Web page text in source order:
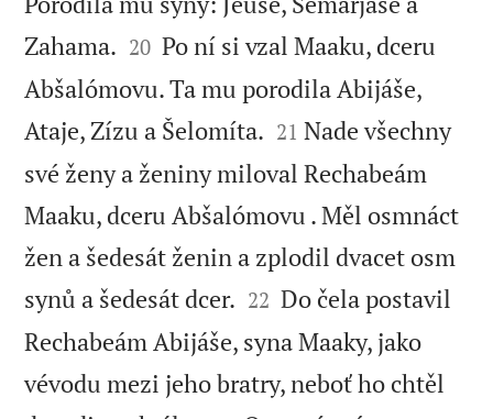
Zahama. 

20 Po ní si vzal Maaku, dceru
Abšalómovu. Ta mu porodila Abijáše,
Ataje, Zízu a Šelomíta. 

21 Nade všechny
své ženy a ženiny miloval Rechabeám
Maaku, dceru Abšalómovu . Měl osmnáct
žen a šedesát ženin a zplodil dvacet osm
synů a šedesát dcer. 

22 Do čela postavil
Rechabeám Abijáše, syna Maaky, jako
vévodu mezi jeho bratry, neboť ho chtěl